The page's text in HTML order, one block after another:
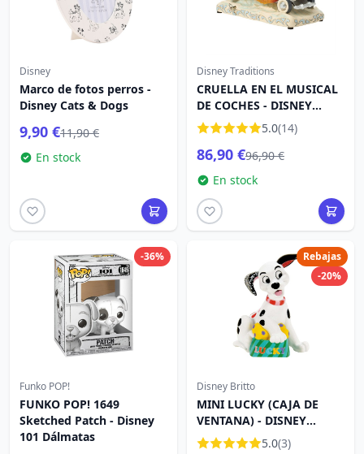
Disney
Marco de fotos perros -
Disney Cats & Dogs
9,90 €11,90 €
En stock
Disney Traditions
CRUELLA EN EL MUSICAL
DE COCHES - DISNEY
TRADITIONS5.0(14)
86,90 €96,90 €
En stock
-36%
Funko POP!
FUNKO POP! 1649
Sketched Patch - Disney
101 Dálmatas
Rebajas
-20%
Disney Britto
MINI LUCKY (CAJA DE
VENTANA) - DISNEY
BRITTO
5.0(3)